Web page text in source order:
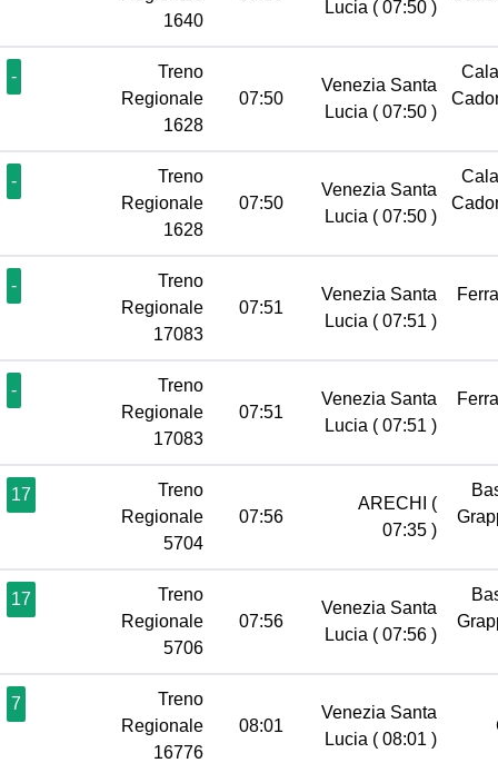
1640
Lucia ( 07:50 )
-
Treno
Regionale
1628
07:50
Venezia Santa
Lucia ( 07:50 )
-
Treno
Regionale
1628
07:50
Venezia Santa
Lucia ( 07:50 )
-
Treno
Regionale
17083
07:51
Venezia Santa
Lucia ( 07:51 )
-
Treno
Regionale
17083
07:51
Venezia Santa
Lucia ( 07:51 )
17
Treno
Regionale
5704
07:56
ARECHI (
07:35 )
17
Treno
Regionale
5706
07:56
Venezia Santa
Lucia ( 07:56 )
7
Treno
Regionale
16776
08:01
Venezia Santa
Lucia ( 08:01 )